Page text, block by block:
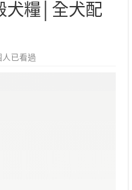
犬糧│全犬配
人已看過